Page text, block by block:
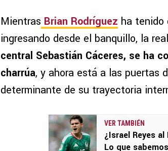
Mientras Brian Rodríguez ha tenido
ingresando desde el banquillo, la
central Sebastián Cáceres, se ha
charrúa, y ahora está a las puertas
determinante de su trayectoria
VER TAMBIÉN
¿Israel Reyes
Lo que